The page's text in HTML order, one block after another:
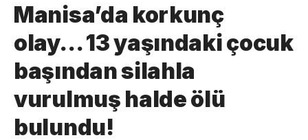
Manisa’da korkunç
olay… 13 yaşındaki çocuk
başından silahla
vurulmuş halde ölü
bulundu!